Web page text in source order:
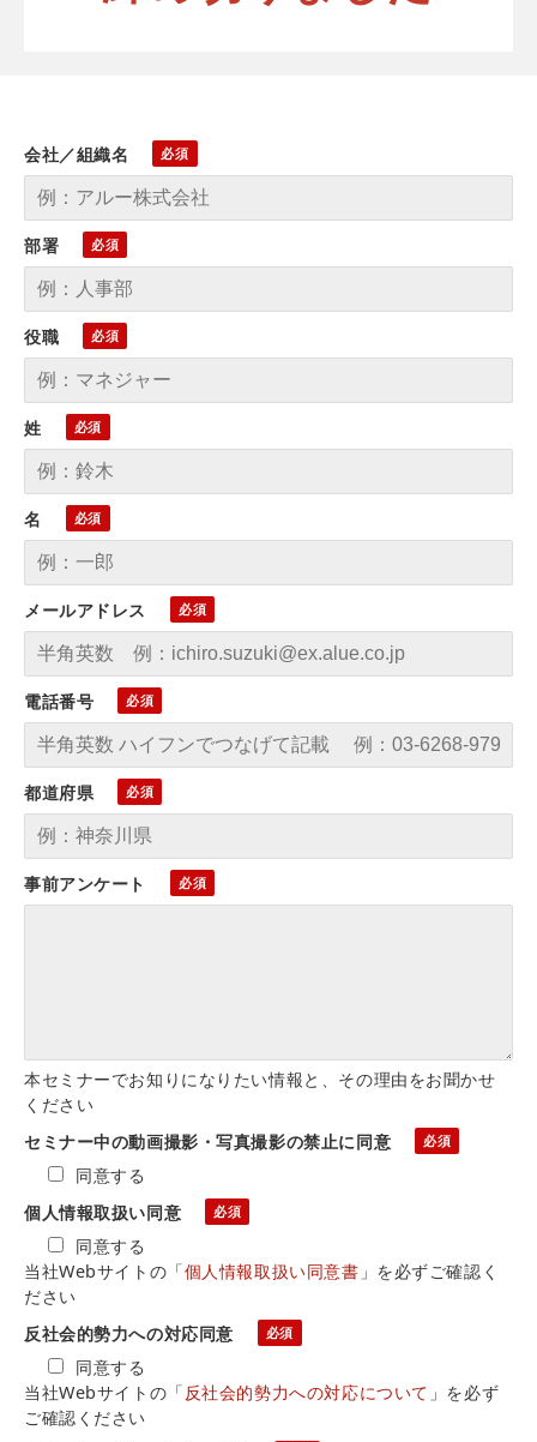
会社／組織名
部署
役職
姓
名
メールアドレス
電話番号
都道府県
事前アンケート
本セミナーでお知りになりたい情報と、その理由をお聞かせ
ください
セミナー中の動画撮影・写真撮影の禁止に同意
同意する
個人情報取扱い同意
同意する
当社Webサイトの「個人情報取扱い同意書 」を必ずご確認く
ださい
反社会的勢力への対応同意
同意する
当社Webサイトの「反社会的勢力への対応について 」を必ず
ご確認ください